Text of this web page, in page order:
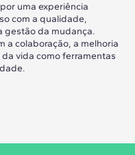
uma experiência
com a qualidade,
gestão da mudança.
a colaboração, a melhoria
vida como ferramentas